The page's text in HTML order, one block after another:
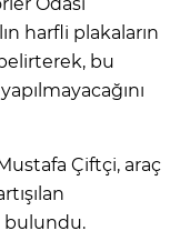
harfli plakaların
bu
Çiftçi, araç
bulundu.